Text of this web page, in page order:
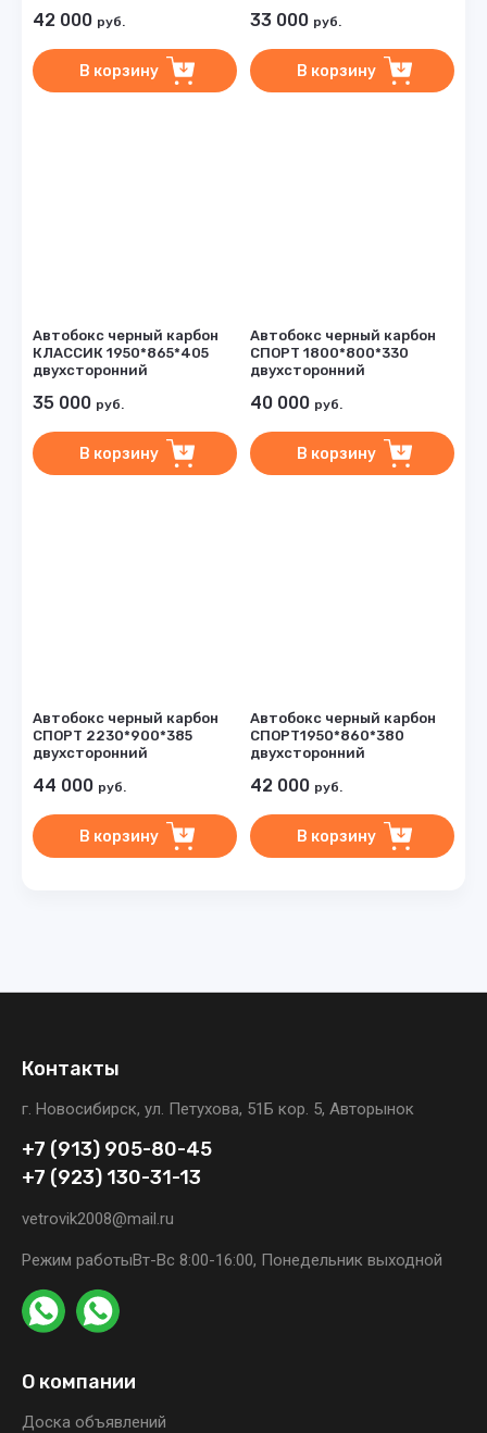
42 000 руб.
В корзину
33 000 руб.
В корзину
Автобокс черный карбон
КЛАССИК 1950*865*405
двухсторонний
35 000 руб.
В корзину
Автобокс черный карбон
СПОРТ 1800*800*330
двухсторонний
40 000 руб.
В корзину
Автобокс черный карбон
СПОРТ 2230*900*385
двухсторонний
44 000 руб.
В корзину
Автобокс черный карбон
СПОРТ1950*860*380
двухсторонний
42 000 руб.
В корзину
Контакты
г. Новосибирск, ул. Петухова, 51Б кор. 5, Авторынок
+7 (913) 905-80-45
+7 (923) 130-31-13
vetrovik2008@mail.ru
Режим работыВт-Вс 8:00-16:00, Понедельник выходной
О компании
Доска объявлений